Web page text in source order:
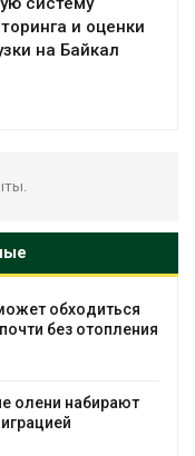
и оценки
на Байкал
обходиться
без отопления
олени набирают